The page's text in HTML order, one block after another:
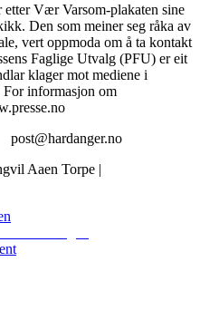
etter Vær Varsom-plakaten sine
Den som meiner seg råka av
vert oppmoda om å ta kontakt
Faglige Utvalg (PFU) er eit
klager mot mediene i
For informasjon om
post@hardanger.no
Aaen Torpe |